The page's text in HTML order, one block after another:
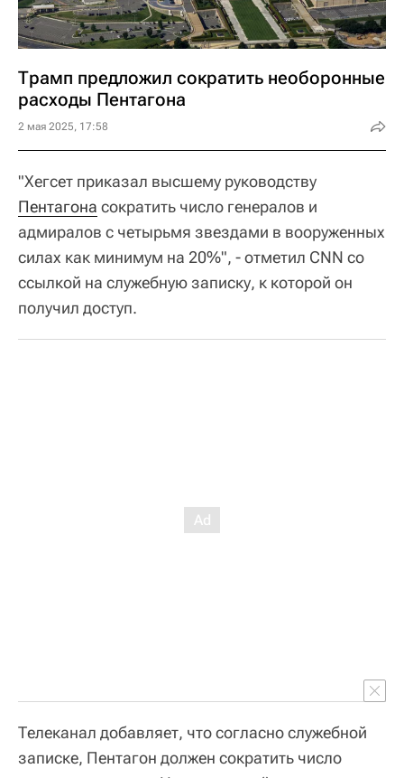
Трамп предложил сократить необоронные
расходы Пентагона
2 мая 2025, 17:58
"Хегсет приказал высшему руководству
Пентагона сократить число генералов и
адмиралов с четырьмя звездами в вооруженных
силах как минимум на 20%", - отметил CNN со
ссылкой на служебную записку, к которой он
получил доступ.
Телеканал добавляет, что согласно служебной
записке, Пентагон должен сократить число